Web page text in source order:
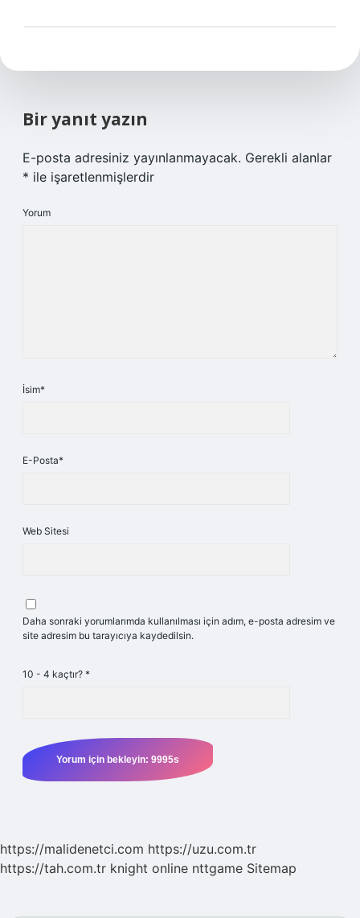
Bir yanıt yazın
E-posta adresiniz yayınlanmayacak. Gerekli alanlar
* ile işaretlenmişlerdir
Yorum
İsim*
E-Posta*
Web Sitesi
Daha sonraki yorumlarımda kullanılması için adım, e-posta adresim ve
site adresim bu tarayıcıya kaydedilsin.
10 - 4 kaçtır? *
https://malidenetci.com https://uzu.com.tr
https://tah.com.tr knight online nttgame Sitemap